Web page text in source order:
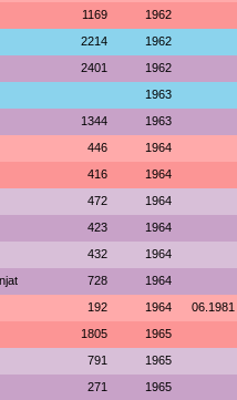
1169 1962
2214 1962
2401 1962
1963
1344 1963
446 1964
416 1964
472 1964
423 1964
432 1964
728 1964
192 1964 06.1981
1805 1965
791 1965
271 1965